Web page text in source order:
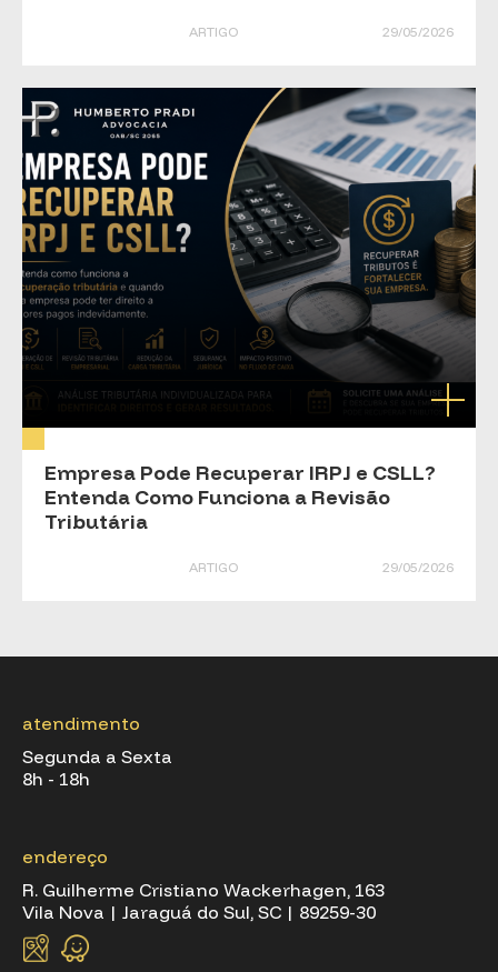
ARTIGO 29/05/2026
Empresa Pode Recuperar IRPJ e CSLL?
Entenda Como Funciona a Revisão
Tributária
ARTIGO 29/05/2026
atendimento
Segunda a Sexta
8h - 18h
endereço
R. Guilherme Cristiano Wackerhagen, 163
Vila Nova | Jaraguá do Sul, SC | 89259-30